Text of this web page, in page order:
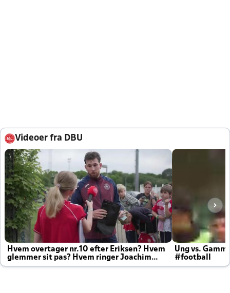
Videoer fra DBU
Hvem overtager nr.10 efter Eriksen? Hvem
glemmer sit pas? Hvem ringer Joachim
altid til efter kampe?
Ung vs.
#football